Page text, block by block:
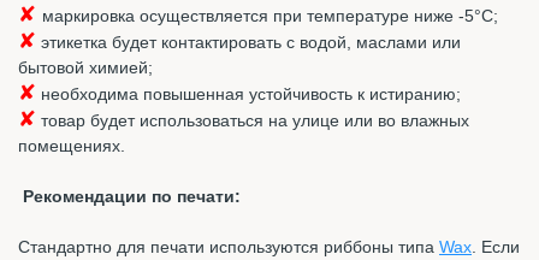
✘ маркировка осуществляется при температуре ниже -5°С;
✘ этикетка будет контактировать с водой, маслами или
бытовой химией;
✘ необходима повышенная устойчивость к истиранию;
✘ товар будет использоваться на улице или во влажных
помещениях.
Рекомендации по печати:
Стандартно для печати используются риббоны типа Wax . Если